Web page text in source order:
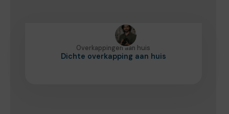
Overkappingen aan huis
Dichte overkapping aan huis